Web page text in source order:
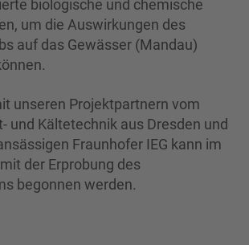
biologische und chemische
um die Auswirkungen des
auf das Gewässer (Mandau)
unseren Projektpartnern vom
und Kältetechnik aus Dresden und
Fraunhofer IEG kann im
der Erprobung des
begonnen werden.